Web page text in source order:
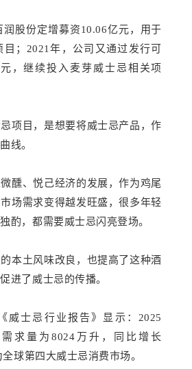
润股份定增募资10.06亿元，用于
目；2021年，公司又通过发行可
，继续投入麦芽威士忌相关项
项目，是想要将威士忌产品，作
线。
醺、悦己经济的发展，作为鸡尾
场需求变得越发旺盛，很多年轻
酌，都需要威士忌闪亮登场。
本土风味改良，也提高了这种酒
进了威士忌的传播。
威士忌行业报告》显示：2025
求量为8024万升，同比增长
球第四大威士忌消费市场。